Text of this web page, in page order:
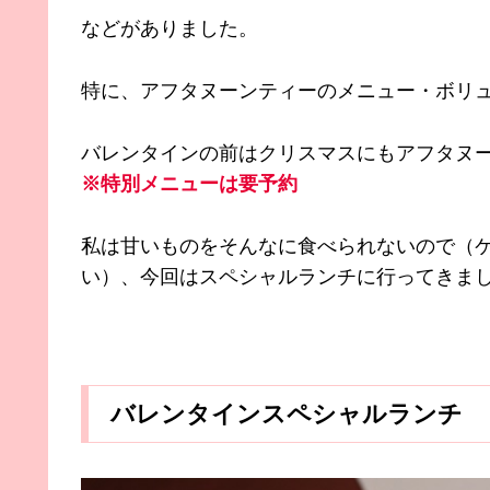
などがありました。
特に、アフタヌーンティーのメニュー・ボリ
バレンタインの前はクリスマスにもアフタヌ
※特別メニューは要予約
私は甘いものをそんなに食べられないので（
い）、今回はスペシャルランチに行ってきま
バレンタインスペシャルランチ